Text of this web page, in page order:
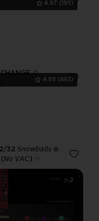
4.97 (195)
4.99 (463)
💠
2
32 𝘚𝘯𝘰𝘸𝘣𝘢𝘭𝘭𝘴 ❄️
(𝘕𝘰 𝘝𝘈𝘊) ✨